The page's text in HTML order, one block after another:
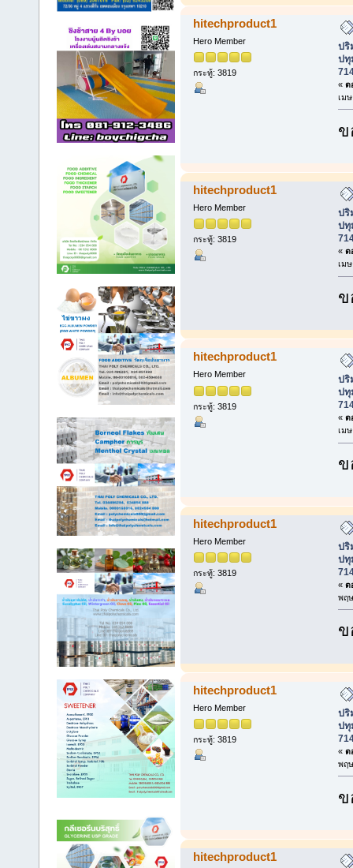
hitechproduct1
Hero Member
กระทู้: 3819
ปริ
ปทุ
« ต
เม
ข
hitechproduct1
Hero Member
กระทู้: 3819
ปริ
ปทุ
« ต
เม
ข
hitechproduct1
Hero Member
กระทู้: 3819
ปริ
ปทุ
« ต
เม
ข
hitechproduct1
Hero Member
กระทู้: 3819
ปริ
ปทุ
« ต
พฤ
ข
hitechproduct1
Hero Member
กระทู้: 3819
ปริ
ปทุ
« ต
พฤ
ข
hitechproduct1